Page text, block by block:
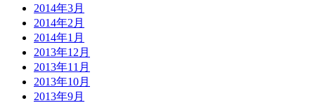
2014年3月
2014年2月
2014年1月
2013年12月
2013年11月
2013年10月
2013年9月